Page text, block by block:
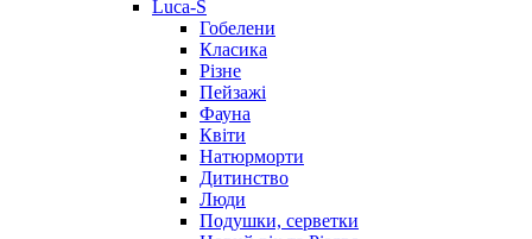
Luca-S
Гобелени
Класика
Різне
Пейзажі
Фауна
Квіти
Натюрморти
Дитинство
Люди
Подушки, серветки